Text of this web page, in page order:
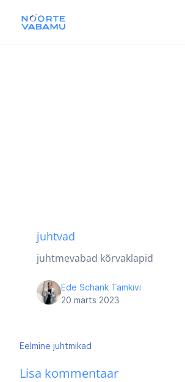
juhtvad
juhtmevabad kõrvaklapid
Ede Schank Tamkivi
20 märts 2023
Navigeerimine
Eelmine juhtmikad
Lisa kommentaar